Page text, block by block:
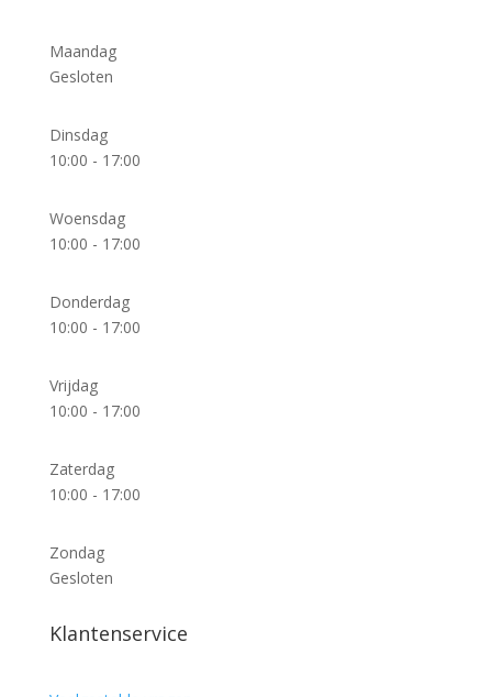
Maandag
Gesloten
Dinsdag
10:00 - 17:00
Woensdag
10:00 - 17:00
Donderdag
10:00 - 17:00
Vrijdag
10:00 - 17:00
Zaterdag
10:00 - 17:00
Zondag
Gesloten
Klantenservice